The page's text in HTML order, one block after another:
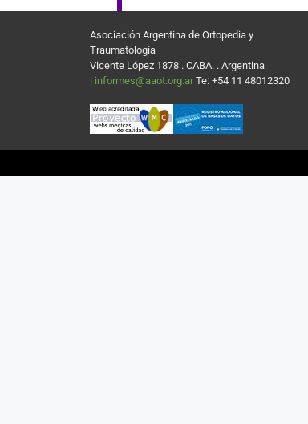
Asociación Argentina de Ortopedia y
Traumatología
Vicente López 1878 . CABA. . Argentina
| informes@aaot.org.ar Te: +54 11 48012320